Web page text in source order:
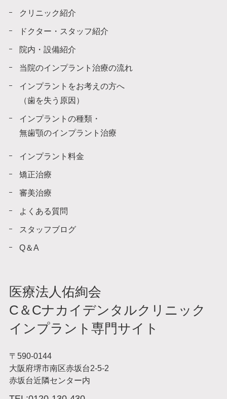
クリニック紹介
ドクター・スタッフ紹介
院内・設備紹介
当院のインプラント治療の流れ
インプラントをお考えの方へ
（歯を失う原因）
インプラントの種類・
無歯顎のインプラント治療
インプラント料金
矯正治療
審美治療
よくある質問
スタッフブログ
Q＆A
医療法人佑絢会
C＆Cナカイデンタルクリニック
インプラント専門サイト
〒590-0144
大阪府堺市南区赤坂台2-5-2
赤坂台近隣センター内